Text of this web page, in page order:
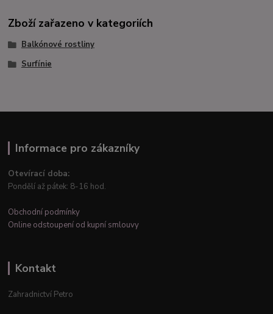
Zboží zařazeno v kategoriích
Balkónové rostliny
Surfínie
Informace pro zákazníky
Otevírací doba:
Pondělí až pátek: 8-16 hod.
Obchodní podmínky
Online odstoupení od kupní smlouvy
Kontakt
Zahradnictví Petro